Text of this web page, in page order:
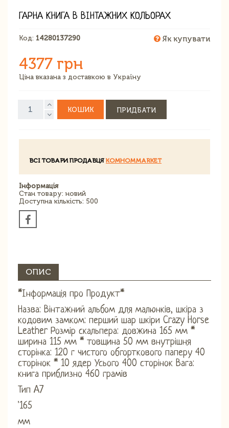
ГАРНА КНИГА В ВІНТАЖНИХ КОЛЬОРАХ
Код: 14280137290 Як купувати
4377 грн
Ціна вказана з доставкою в Україну
КОШИК ПРИДБАТИ
ВСІ ТОВАРИ ПРОДАВЦЯ KOMHOMMARKET
Інформація
Стан товару: новий
Доступна кількість: 500
ОПИС
*Інформація про Продукт*
Назва: Вінтажний альбом для малюнків, шкіра з
кодовим замком: перший шар шкіри Crazy Horse
Leather Розмір скальпера: довжина 165 мм *
ширина 115 мм * товщина 50 мм внутрішня
сторінка: 120 г чистого обгорткового паперу 40
сторінок * 10 ядер Усього 400 сторінок Вага:
книга приблизно 460 грамів
Тип A7
'165
мм